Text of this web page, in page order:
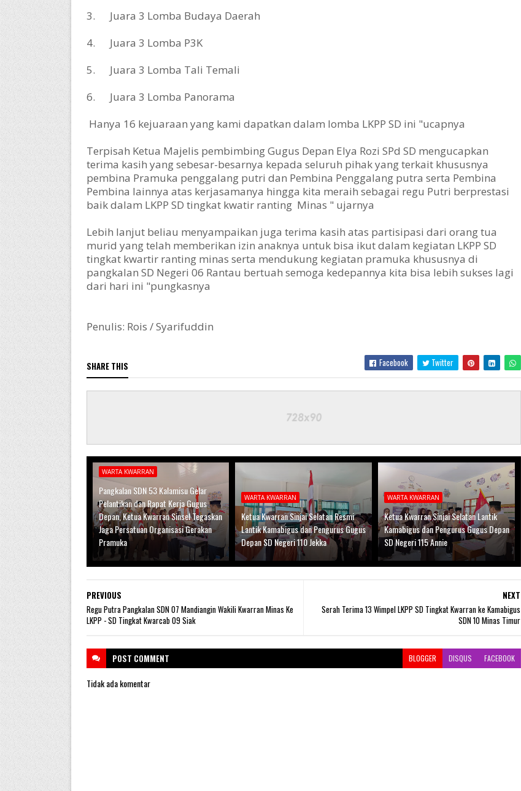
3. Juara 3 Lomba Budaya Daerah
4. Juara 3 Lomba P3K
5. Juara 3 Lomba Tali Temali
6. Juara 3 Lomba Panorama
Hanya 16 kejuaraan yang kami dapatkan dalam lomba LKPP SD ini "ucapnya
Terpisah Ketua Majelis pembimbing Gugus Depan Elya Rozi SPd SD mengucapkan
terima kasih yang sebesar-besarnya kepada seluruh pihak yang terkait khususnya
pembina Pramuka penggalang putri dan Pembina Penggalang putra serta Pembina
Pembina lainnya atas kerjasamanya hingga kita meraih sebagai regu Putri berprestasi
baik dalam LKPP SD tingkat kwatir ranting Minas " ujarnya
Lebih lanjut beliau menyampaikan juga terima kasih atas partisipasi dari orang tua
murid yang telah memberikan izin anaknya untuk bisa ikut dalam kegiatan LKPP SD
tingkat kwartir ranting minas serta mendukung kegiatan pramuka khususnya di
pangkalan SD Negeri 06 Rantau bertuah semoga kedepannya kita bisa lebih sukses lagi
dari hari ini "pungkasnya
Penulis: Rois /Syarifuddin
SHARE THIS Facebook Twitter
WARTA KWARRAN
Pangkalan SDN 53 Kalamisu Gelar
Pelantikan dan Rapat Kerja Gugus
Depan, Ketua Kwarran Sinsel Tegaskan
Jaga Persatuan Organisasi Gerakan
Pramuka
WARTA KWARRAN
Ketua Kwarran Sinjai Selatan Resmi
Lantik Kamabigus dan Pengurus Gugus
Depan SD Negeri 110 Jekka
WARTA KWARRAN
Ketua Kwarran Sinjai Selatan Lantik
Kamabigus dan Pengurus Gugus Depan
SD Negeri 115 Annie
NEXT
Serah Terima 13 Wimpel LKPP SD Tingkat Kwarran ke Kamabigus
SDN 10 Minas Timur
PREVIOUS
Regu Putra Pangkalan SDN 07 Mandiangin Wakili Kwarran Minas Ke
LKPP - SD Tingkat Kwarcab 09 Siak
POST COMMENT BLOGGER DISQUS FACEBOOK
Tidak ada komentar